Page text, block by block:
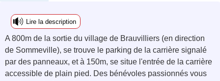
Lire la description
A 800m de la sortie du village de Brauvilliers (en direction
de Sommeville), se trouve le parking de la carrière signalé
par des panneaux, et à 150m, se situe l'entrée de la carrière
accessible de plain pied. Des bénévoles passionnés vous